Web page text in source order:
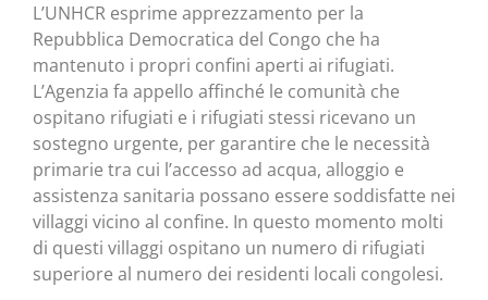
L’UNHCR esprime apprezzamento per la
Repubblica Democratica del Congo che ha
mantenuto i propri confini aperti ai rifugiati.
L’Agenzia fa appello affinché le comunità che
ospitano rifugiati e i rifugiati stessi ricevano un
sostegno urgente, per garantire che le necessità
primarie tra cui l’accesso ad acqua, alloggio e
assistenza sanitaria possano essere soddisfatte nei
villaggi vicino al confine. In questo momento molti
di questi villaggi ospitano un numero di rifugiati
superiore al numero dei residenti locali congolesi.